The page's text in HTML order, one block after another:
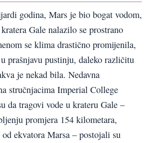
godina, Mars je bio bogat vodom,
Gale nalazilo se prostrano
se klima drastično promijenila,
u prašnjavu pustinju, daleko različitu
je nekad bila. Nedavna
stručnjacima Imperial College
da tragovi vode u krateru Gale –
promjera 154 kilometara,
ekvatora Marsa – postojali su